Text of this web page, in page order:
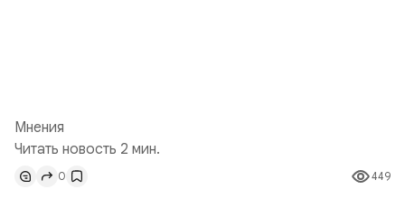
Мнения
Читать новость 2 мин.
449
0